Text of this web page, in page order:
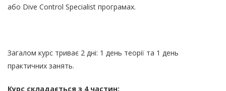
або Dive Control Specialist програмах.
Загалом курс триває 2 дні: 1 день теорії та 1 день
практичних занять.
Курс складається з 4 частин: